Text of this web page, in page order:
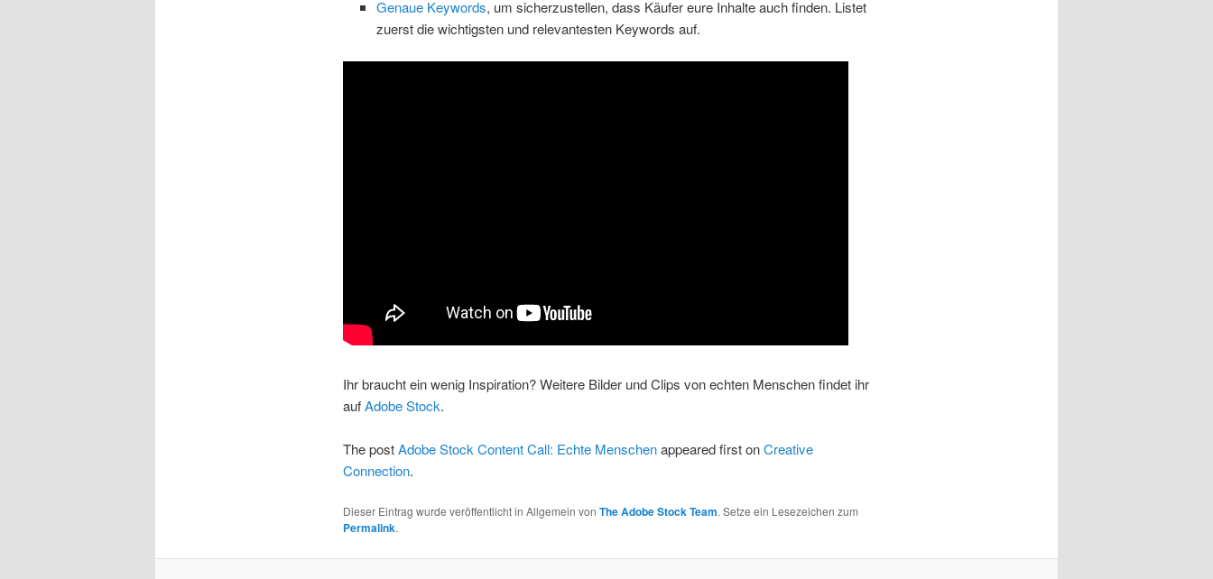
Genaue Keywords, um sicherzustellen, dass Käufer eure Inhalte auch finden. Listet
zuerst die wichtigsten und relevantesten Keywords auf.
Ihr braucht ein wenig Inspiration? Weitere Bilder und Clips von echten Menschen findet ihr
aufAdobe Stock.
The postAdobe Stock Content Call: Echte Menschenappeared first onCreative
Connection.
Dieser Eintrag wurde veröffentlicht in Allgemein von The Adobe Stock Team. Setze ein Lesezeichen zum
Permalink.